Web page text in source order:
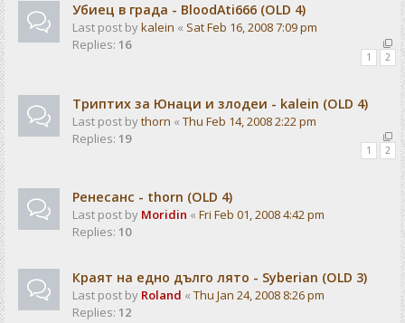
Убиец в града - BloodAti666 (OLD 4)
Last post bykalein « Sat Feb 16, 2008 7:09 pm
Replies: 16
1 2
Триптих за Юнаци и злодеи - kalein (OLD 4)
Last post bythorn « Thu Feb 14, 2008 2:22 pm
Replies: 19
1 2
Ренесанс - thorn (OLD 4)
Last post by Moridin « Fri Feb 01, 2008 4:42 pm
Replies: 10
Краят на едно дълго лято - Syberian (OLD 3)
Last post by Roland « Thu Jan 24, 2008 8:26 pm
Replies: 12